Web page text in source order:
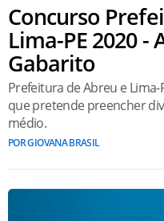
Concurso
Lima-PE 2020 -
Gabarito
Prefeitura de Abreu e
que pretende preencher
médio.
POR GIOVANA BRASIL